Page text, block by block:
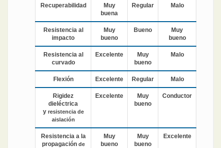
Recuperabilidad
Muy
buena
Regular Malo
Resistencia al
impacto
Muy
bueno
Bueno
Muy
bueno
Resistencia al
curvado
Excelente
Muy
bueno
Malo
Flexión Excelente Regular Malo
Rigidez
dieléctrica
y resistencia de
aislación
Excelente
Muy
bueno
Conductor
Resistencia a la
propagación de
Muy
bueno
Muy
bueno
Excelente